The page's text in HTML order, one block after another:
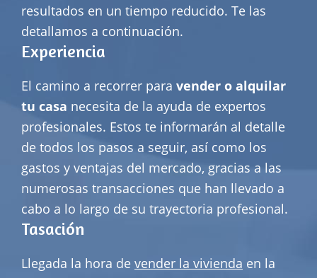
resultados en un tiempo reducido. Te las
detallamos a continuación.
Experiencia
El camino a recorrer para vender o alquilar
tu casa necesita de la ayuda de expertos
profesionales. Estos te informarán al detalle
de todos los pasos a seguir, así como los
gastos y ventajas del mercado, gracias a las
numerosas transacciones que han llevado a
cabo a lo largo de su trayectoria profesional.
Tasación
Llegada la hora de vender la vivienda en la